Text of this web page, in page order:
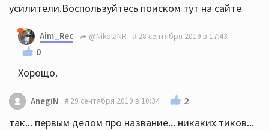
усилители.Воспользуйтесь поиском тут на сайте
Aim_Rec @NikolaNR 28 сентября 2019 в 17:43
0
Хорощо.
AnegiN 29 сентября 2019 в 10:34 2
так... первым делом про название... никаких тиков...